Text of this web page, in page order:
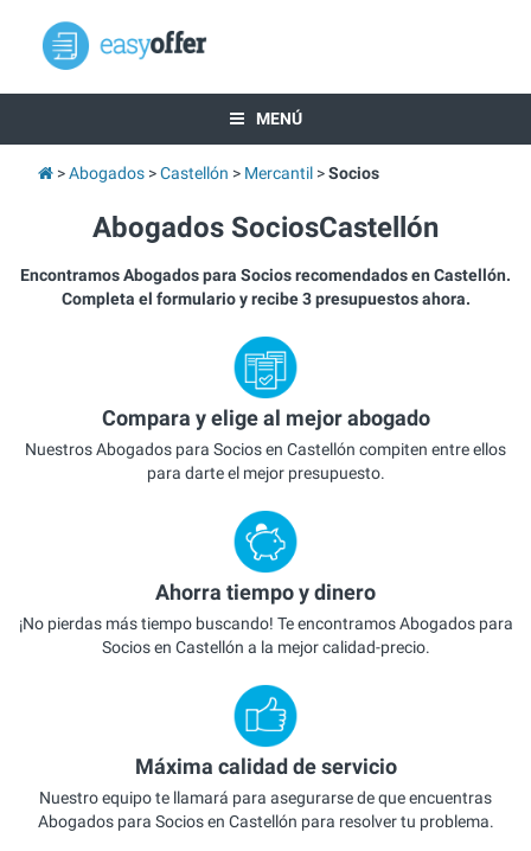
MENÚ
Abogados Castellón Mercantil Socios
Abogados SociosCastellón
Encontramos Abogados para Socios recomendados en Castellón.
Completa el formulario y recibe 3 presupuestos ahora.
Compara y elige al mejor abogado
Nuestros Abogados para Socios en Castellón compiten entre ellos
para darte el mejor presupuesto.
Ahorra tiempo y dinero
¡No pierdas más tiempo buscando! Te encontramos Abogados para
Socios en Castellón a la mejor calidad-precio.
Máxima calidad de servicio
Nuestro equipo te llamará para asegurarse de que encuentras
Abogados para Socios en Castellón para resolver tu problema.